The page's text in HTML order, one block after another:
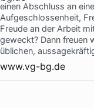
einen Abschluss an
Aufgeschlossenheit,
Freude an der Arbeit
geweckt? Dann freuen
üblichen,
www.vg-bg.de